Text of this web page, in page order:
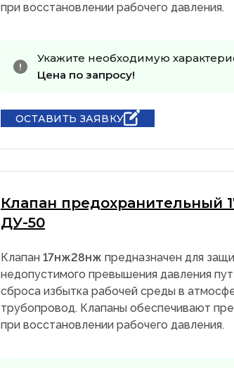
при восстановлении рабочего давления.
Укажите необходимую
Цена по запросу!
ОСТАВИТЬ ЗАЯВКУ
Клапан предохранительный
ДУ-50
Клапан 17нж28нж предназначен для
недопустимого превышения давления
сброса избытка рабочей среды в
трубопровод. Клапаны обеспечивают
при восстановлении рабочего давления.